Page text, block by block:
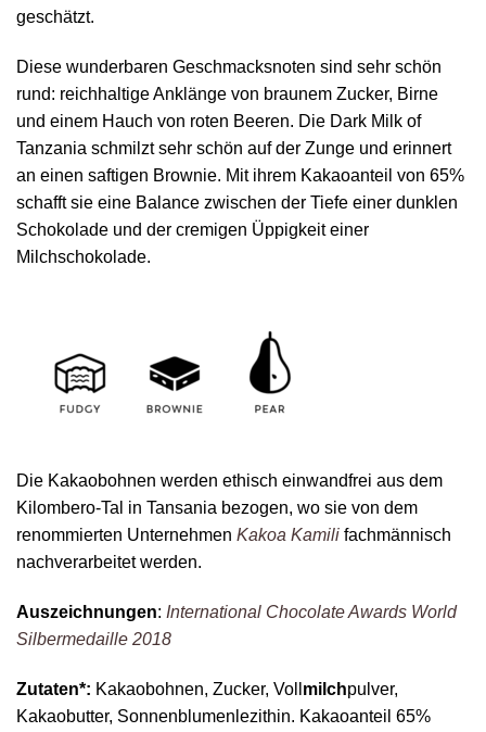
geschätzt.
Diese wunderbaren Geschmacksnoten sind sehr schön
rund: reichhaltige Anklänge von braunem Zucker, Birne
und einem Hauch von roten Beeren. Die Dark Milk of
Tanzania schmilzt sehr schön auf der Zunge und erinnert
an einen saftigen Brownie. Mit ihrem Kakaoanteil von 65%
schafft sie eine Balance zwischen der Tiefe einer dunklen
Schokolade und der cremigen Üppigkeit einer
Milchschokolade.
Die Kakaobohnen werden ethisch einwandfrei aus dem
Kilombero-Tal in Tansania bezogen, wo sie von dem
renommierten Unternehmen Kakoa Kamili fachmännisch
nachverarbeitet werden.
Auszeichnungen: International Chocolate Awards World
Silbermedaille 2018
Zutaten*: Kakaobohnen, Zucker, Voll milchpulver,
Kakaobutter, Sonnenblumenlezithin. Kakaoanteil 65%